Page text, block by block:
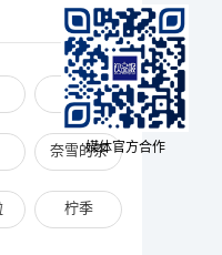
饮料
奈雪的茶
柠季
媒体官方合作